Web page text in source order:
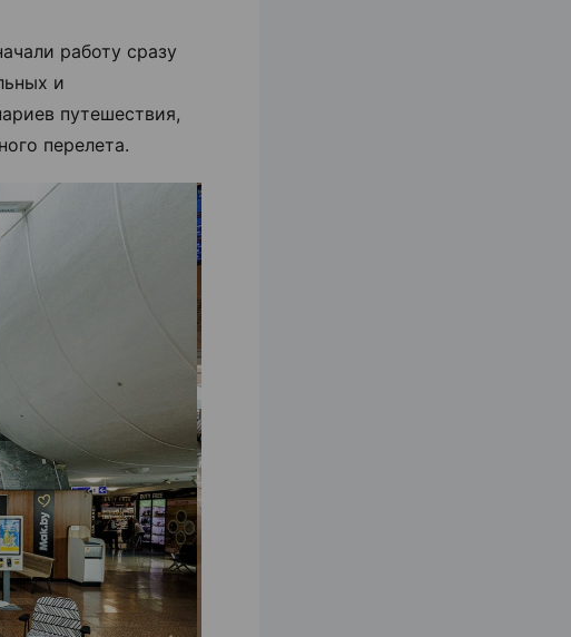
работу сразу
и
путешествия,
перелета.